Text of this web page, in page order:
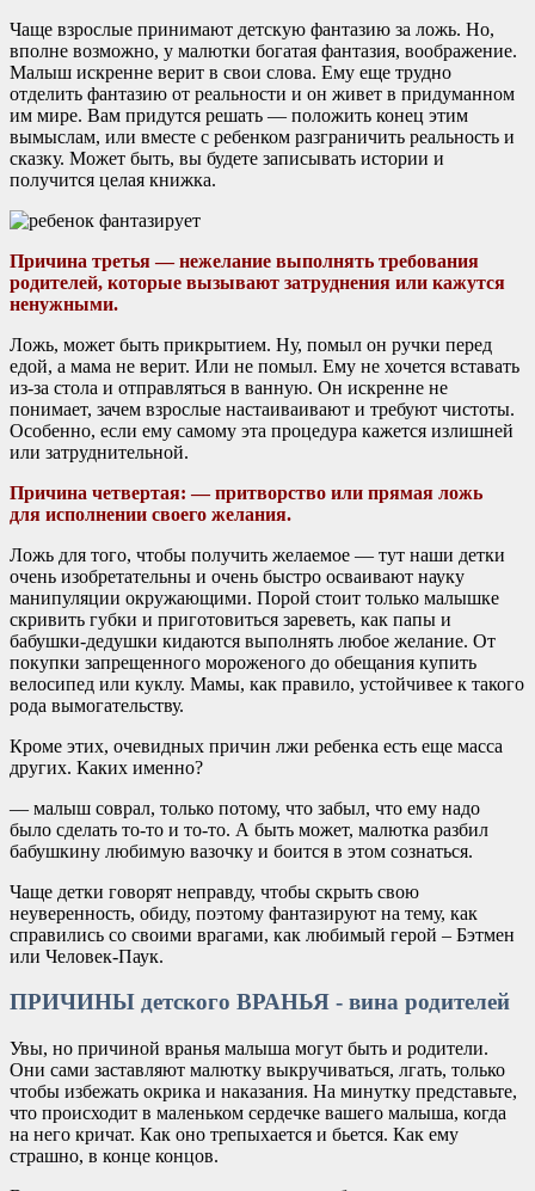
Чаще взрослые принимают детскую фантазию за ложь. Но,
вполне возможно, у малютки богатая фантазия, воображение.
Малыш искренне верит в свои слова. Ему еще трудно
отделить фантазию от реальности и он живет в придуманном
им мире. Вам придутся решать — положить конец этим
вымыслам, или вместе с ребенком разграничить реальность и
сказку. Может быть, вы будете записывать истории и
получится целая книжка.
Причина третья — нежелание выполнять требования
родителей, которые вызывают затруднения или кажутся
ненужными.
Ложь, может быть прикрытием. Ну, помыл он ручки перед
едой, а мама не верит. Или не помыл. Ему не хочется вставать
из-за стола и отправляться в ванную. Он искренне не
понимает, зачем взрослые настаиваивают и требуют чистоты.
Особенно, если ему самому эта процедура кажется излишней
или затруднительной.
Причина четвертая: — притворство или прямая ложь
для исполнении своего желания.
Ложь для того, чтобы получить желаемое — тут наши детки
очень изобретательны и очень быстро осваивают науку
манипуляции окружающими. Порой стоит только малышке
скривить губки и приготовиться зареветь, как папы и
бабушки-дедушки кидаются выполнять любое желание. От
покупки запрещенного мороженого до обещания купить
велосипед или куклу. Мамы, как правило, устойчивее к такого
рода вымогательству.
Кроме этих, очевидных причин лжи ребенка есть еще масса
других. Каких именно?
— малыш соврал, только потому, что забыл, что ему надо
было сделать то-то и то-то. А быть может, малютка разбил
бабушкину любимую вазочку и боится в этом сознаться.
Чаще детки говорят неправду, чтобы скрыть свою
неуверенность, обиду, поэтому фантазируют на тему, как
справились со своими врагами, как любимый герой – Бэтмен
или Человек-Паук.
ПРИЧИНЫ детского ВРАНЬЯ - вина родителей
Увы, но причиной вранья малыша могут быть и родители.
Они сами заставляют малютку выкручиваться, лгать, только
чтобы избежать окрика и наказания. На минутку представьте,
что происходит в маленьком сердечке вашего малыша, когда
на него кричат. Как оно трепыхается и бьется. Как ему
страшно, в конце концов.